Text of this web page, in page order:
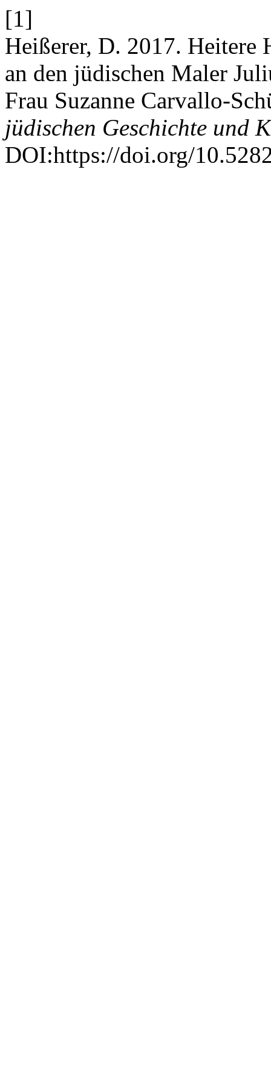
[1]
Heißerer, D. 2017.
an den jüdischen Maler
Frau Suzanne Carvallo-
jüdischen Geschichte und
DOI:https://doi.org/